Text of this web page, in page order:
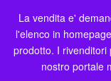
La vendita e'
l'elenco in
prodotto. I rivenditori
nostro portale